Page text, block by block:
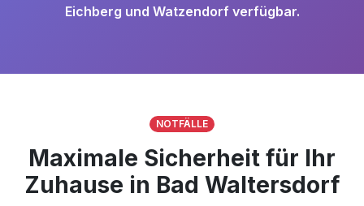
Eichberg und Watzendorf verfügbar.
NOTFÄLLE
Maximale Sicherheit für Ihr
Zuhause in Bad Waltersdorf